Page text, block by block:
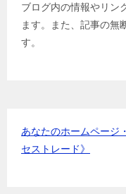
アイザワ証券IPOﾙｰﾙ
むさし証券
IPOﾙｰﾙ
マネックス証券
ブログ内の情報やリン
ます。また、記事の無
す。
あなたのホームページ
セストレード》